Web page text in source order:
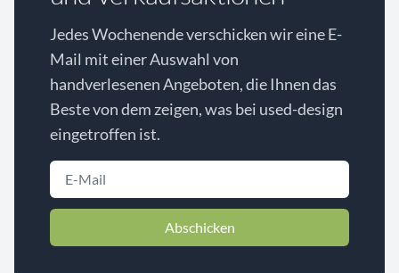
Jedes Wochenende verschicken wir eine E-
Mail mit einer Auswahl von
handverlesenen Angeboten, die Ihnen das
Beste von dem zeigen, was bei used-design
eingetroffen ist.
Abschicken